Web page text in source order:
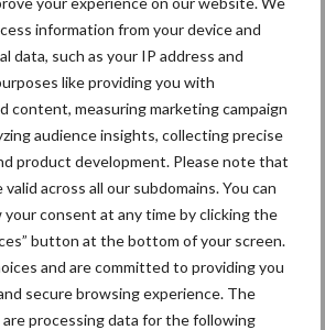
information from your device and
data, such as your IP address and
like providing you with
content, measuring marketing campaign
audience insights, collecting precise
product development. Please note that
across all our subdomains. You can
consent at any time by clicking the
button at the bottom of your screen.
and are committed to providing you
secure browsing experience. The
processing data for the following
Jaarverslag 2025 Royal A-
ware: omzet groeit,
nettoresultaat daalt
Machines en werktuigen
gewild doelwit criminelen